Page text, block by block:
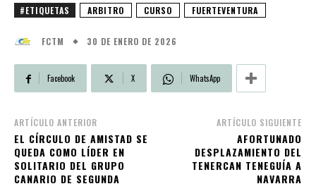
#ETIQUETAS ARBITRO CURSO FUERTEVENTURA
FCTM 30 DE ENERO DE 2026
Facebook X WhatsApp
ARTÍCULO ANTERIOR
EL CÍRCULO DE AMISTAD SE
QUEDA COMO LÍDER EN
SOLITARIO DEL GRUPO
CANARIO DE SEGUNDA
ARTÍCULO SIGUIENTE
AFORTUNADO
DESPLAZAMIENTO DEL
TENERCAN TENEGUÍA A
NAVARRA